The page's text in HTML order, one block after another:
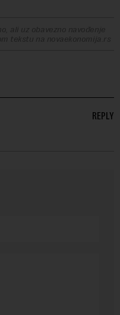
ali uz obavezno navođenje
tekstu na novaekonomija.rs
REPLY